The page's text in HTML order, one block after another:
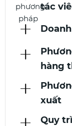
tác
hàng
xuất
Quy